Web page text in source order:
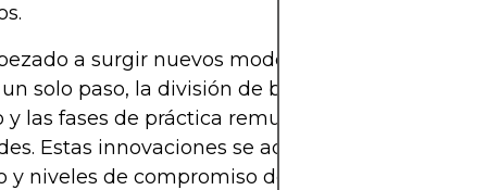
a surgir nuevos modelos de evaluación,
solo paso, la división de beneficios con planes
y las fases de práctica remuneradas para el
Estas innovaciones se adaptan a los diversos
y niveles de compromiso de los aspirantes a